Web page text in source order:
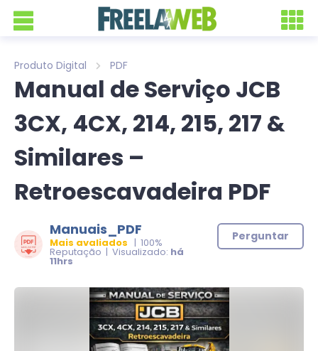
Produto Digital PDF
Manual de Serviço JCB
3CX, 4CX, 214, 215, 217 &
Similares –
Retroescavadeira PDF
Manuais_PDF
Mais avaliados | 100%
Reputação | Visualizado: há
11hrs
Perguntar